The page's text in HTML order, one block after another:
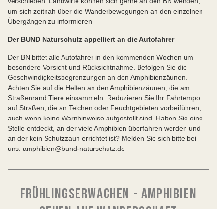
um sich zeitnah über die Wanderbewegungen an den einzelnen
Übergängen zu informieren.
Der BUND Naturschutz appelliert an die Autofahrer
Der BN bittet alle Autofahrer in den kommenden Wochen um
besondere Vorsicht und Rücksichtnahme. Befolgen Sie die
Geschwindigkeitsbegrenzungen an den Amphibienzäunen.
Achten Sie auf die Helfen an den Amphibienzäunen, die am
Straßenrand Tiere einsammeln. Reduzieren Sie Ihr Fahrtempo
auf Straßen, die an Teichen oder Feuchtgebieten vorbeiführen,
auch wenn keine Warnhinweise aufgestellt sind. Haben Sie eine
Stelle entdeckt, an der viele Amphibien überfahren werden und
an der kein Schutzzaun errichtet ist? Melden Sie sich bitte bei
uns: amphibien@bund-naturschutz.de
FRÜHLINGSERWACHEN - AMPHIBIEN